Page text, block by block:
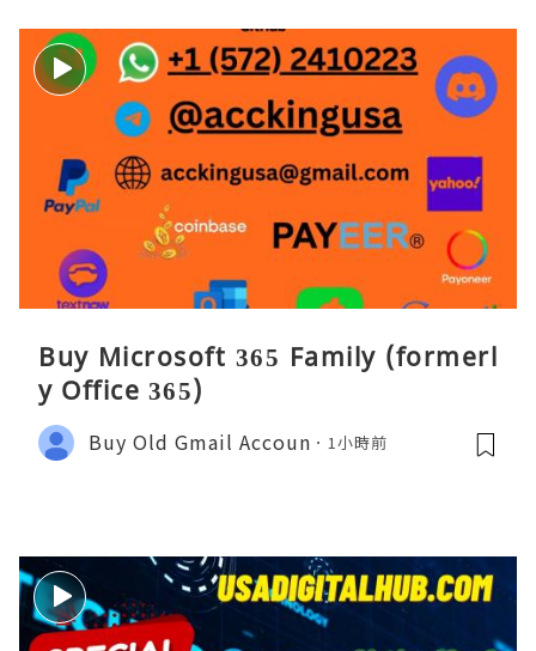
Buy Microsoft 365 Family (formerl
y Office 365)
Buy Old Gmail Accoun 1小時前